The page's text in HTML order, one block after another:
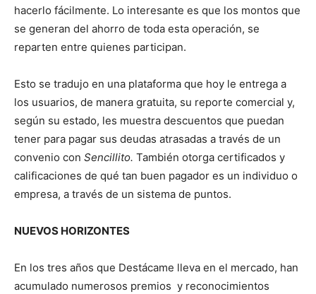
hacerlo fácilmente. Lo interesante es que los montos que
se generan del ahorro de toda esta operación, se
reparten entre quienes participan.
Esto se tradujo en una plataforma que hoy le entrega a
los usuarios, de manera gratuita, su reporte comercial y,
según su estado, les muestra descuentos que puedan
tener para pagar sus deudas atrasadas a través de un
convenio con Sencillito. También otorga certificados y
calificaciones de qué tan buen pagador es un individuo o
empresa, a través de un sistema de puntos.
NUEVOS HORIZONTES
En los tres años que Destácame lleva en el mercado, han
acumulado numerosos premios y reconocimientos